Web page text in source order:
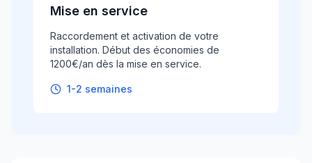
Mise en service
Raccordement et activation de votre
installation. Début des économies de
1200€/an dès la mise en service.
1-2 semaines